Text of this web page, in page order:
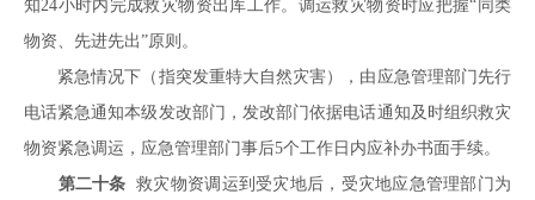
知24小时内完成救灾物资出库工作。调运救灾物资时应把握“同类
物资、先进先出”原则。
紧急情况下（指突发重特大自然灾害），由应急管理部门先行
电话紧急通知本级发改部门，发改部门依据电话通知及时组织救灾
物资紧急调运，应急管理部门事后5个工作日内应补办书面手续。
第二十条 救灾物资调运到受灾地后，受灾地应急管理部门为